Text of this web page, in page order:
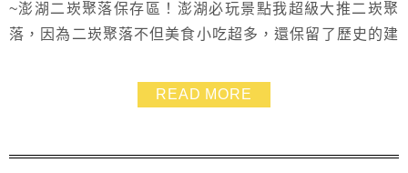
~澎湖二崁聚落保存區！澎湖必玩景點我超級大推二崁聚
落，因為二崁聚落不但美食小吃超多，還保留了歷史的建
又好拍照，是必造訪的澎湖景點，包準不虛此行
READ MORE